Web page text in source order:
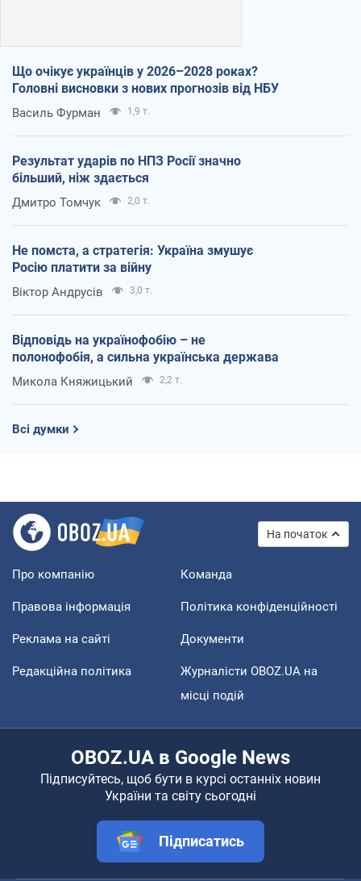
Що очікує українців у 2026–2028 роках?
Головні висновки з нових прогнозів від НБУ
Василь Фурман 1,9 т.
Результат ударів по НПЗ Росії значно
більший, ніж здається
Дмитро Томчук 2,0 т.
Не помста, а стратегія: Україна змушує
Росію платити за війну
Віктор Андрусів 3,0 т.
Відповідь на українофобію – не
полонофобія, а сильна українська держава
Микола Княжицький 2,2 т.
Всі думки
На початок
Про компанію Команда
Правова інформація Політика конфіденційності
Реклама на сайті Документи
Редакційна політика
Журналісти OBOZ.UA на
місці подій
OBOZ.UA в Google News
Підписуйтесь, щоб бути в курсі останніх новин
України та світу сьогодні
Підписатись